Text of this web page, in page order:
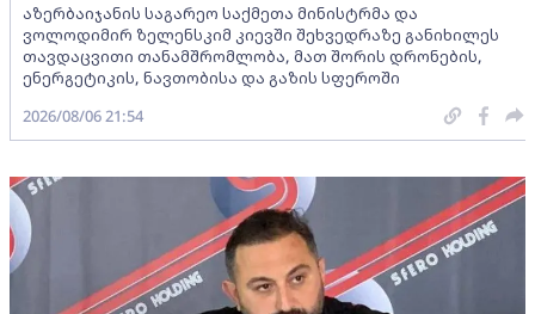
აზერბაიჯანის საგარეო საქმეთა მინისტრმა და
ვოლოდიმირ ზელენსკიმ კიევში შეხვედრაზე განიხილეს
თავდაცვითი თანამშრომლობა, მათ შორის დრონების,
ენერგეტიკის, ნავთობისა და გაზის სფეროში
2026/08/06 21:54